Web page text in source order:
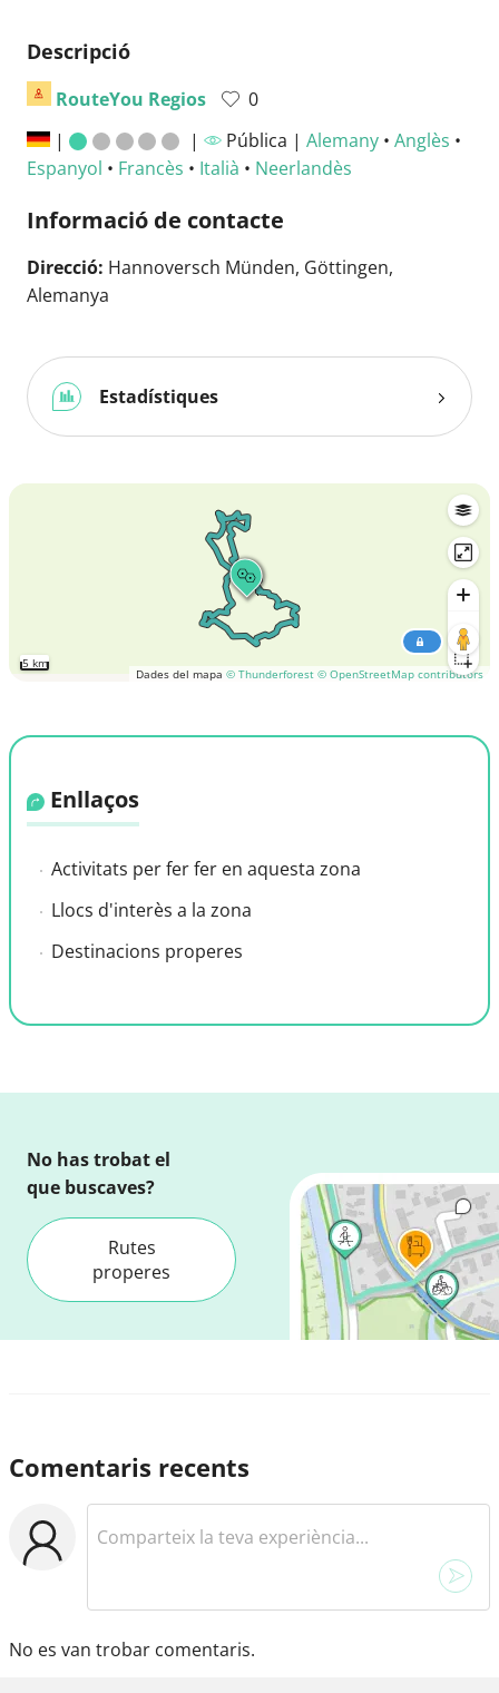
Descripció
RouteYou Regios
0
|
| Pública | Alemany• Anglès •
Espanyol • Francès • Italià • Neerlandès
Informació de contacte
Direcció: Hannoversch Münden, Göttingen,
Alemanya
Estadístiques
Dades del mapa © Thunderforest © OpenStreetMap contributors
5 km
Enllaços
Activitats per fer fer en aquesta zona
Llocs d'interès a la zona
Destinacions properes
No has trobat el
que buscaves?
Rutes
properes
Comentaris recents
No es van trobar comentaris.